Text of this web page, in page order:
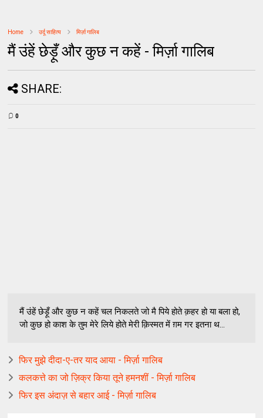
Home उर्दू साहित्‍य मिर्ज़ा गालिब
मैं उंहें छेड़ूँ और कुछ न कहें - मिर्ज़ा गालिब
SHARE:
0
मैं उंहें छेड़ूँ और कुछ न कहें चल निकलते जो मै पिये होते क़हर हो या बला हो,
जो कुछ हो काश के तुम मेरे लिये होते मेरी क़िस्मत में ग़म गर इतना थ...
फिर मुझे दीदा-ए-तर याद आया - मिर्ज़ा गालिब
कलकत्ते का जो ज़िक्र किया तूने हमनशीं - मिर्ज़ा गालिब
फिर इस अंदाज़ से बहार आई - मिर्ज़ा गालिब